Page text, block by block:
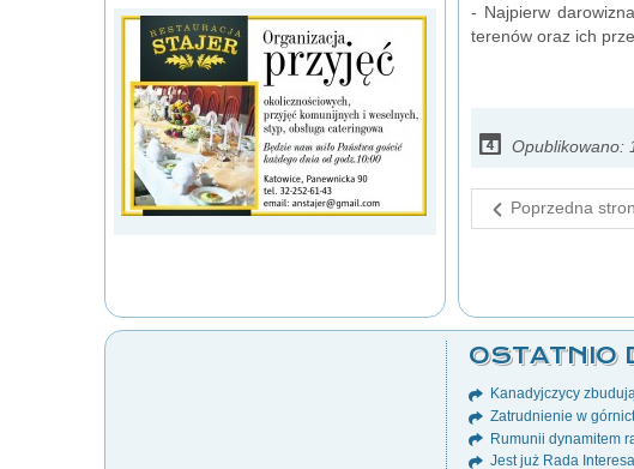
- Najpierw
terenów oraz ich
Opublikowano:
Poprzedna
OSTATNIO
Kanadyjczycy
Zatrudnienie w
Rumunii dynamitem
Jest już Rada